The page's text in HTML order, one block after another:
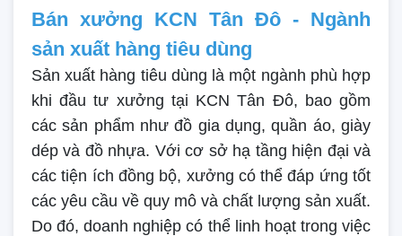
Bán xưởng KCN Tân Đô - Ngành
sản xuất hàng tiêu dùng
Sản xuất hàng tiêu dùng là một ngành phù hợp
khi đầu tư xưởng tại KCN Tân Đô, bao gồm
các sản phẩm như đồ gia dụng, quần áo, giày
dép và đồ nhựa. Với cơ sở hạ tầng hiện đại và
các tiện ích đồng bộ, xưởng có thể đáp ứng tốt
các yêu cầu về quy mô và chất lượng sản xuất.
Do đó, doanh nghiệp có thể linh hoạt trong việc